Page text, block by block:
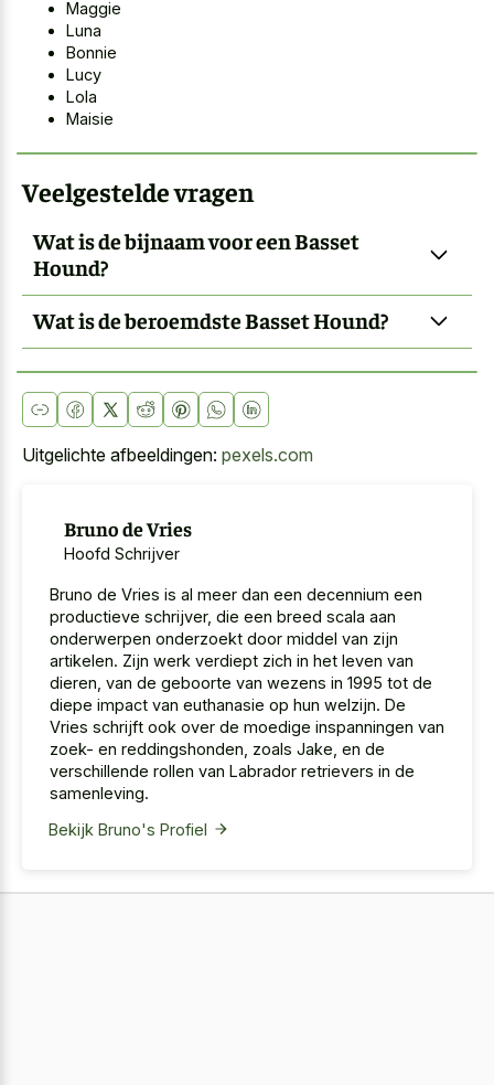
Maggie
Luna
Bonnie
Lucy
Lola
Maisie
Veelgestelde vragen
Wat is de bijnaam voor een Basset
Hound?
Wat is de beroemdste Basset Hound?
Uitgelichte afbeeldingen: pexels.com
Bruno de Vries
Hoofd Schrijver
Bruno de Vries is al meer dan een decennium een
productieve schrijver, die een breed scala aan
onderwerpen onderzoekt door middel van zijn
artikelen. Zijn werk verdiept zich in het leven van
dieren, van de geboorte van wezens in 1995 tot de
diepe impact van euthanasie op hun welzijn. De
Vries schrijft ook over de moedige inspanningen van
zoek- en reddingshonden, zoals Jake, en de
verschillende rollen van Labrador retrievers in de
samenleving.
Bekijk Bruno's Profiel